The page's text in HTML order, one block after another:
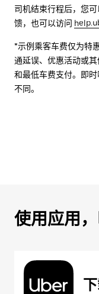
司机结束行程后，您
馈，也可以访问
*示例乘客车费仅为特
通延误、优惠活动或
和最低车费支付。即
不同。
使用应用